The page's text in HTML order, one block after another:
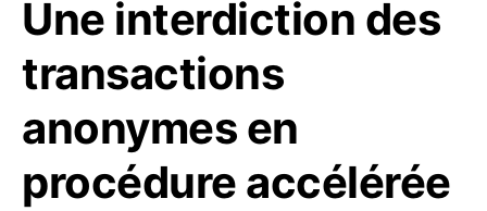
Une interdiction des
transactions
anonymes en
procédure accélérée